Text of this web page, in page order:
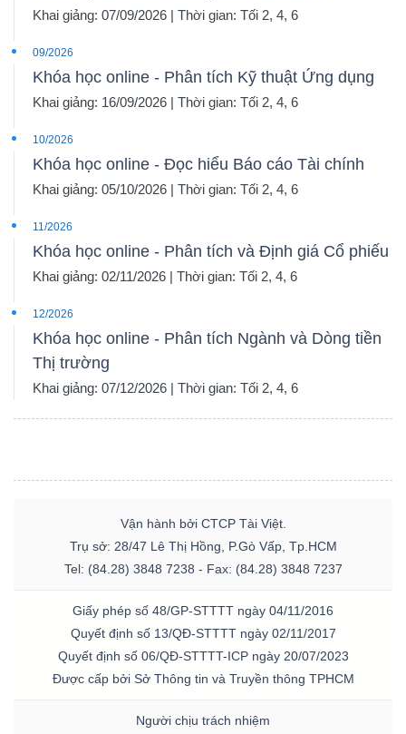
Khai giảng: 07/09/2026 | Thời gian: Tối 2, 4, 6
09/2026
Khóa học online - Phân tích Kỹ thuật Ứng dụng
Khai giảng: 16/09/2026 | Thời gian: Tối 2, 4, 6
10/2026
Khóa học online - Đọc hiểu Báo cáo Tài chính
Khai giảng: 05/10/2026 | Thời gian: Tối 2, 4, 6
11/2026
Khóa học online - Phân tích và Định giá Cổ phiếu
Khai giảng: 02/11/2026 | Thời gian: Tối 2, 4, 6
12/2026
Khóa học online - Phân tích Ngành và Dòng tiền
Thị trường
Khai giảng: 07/12/2026 | Thời gian: Tối 2, 4, 6
Vận hành bởi CTCP Tài Việt.
Trụ sở: 28/47 Lê Thị Hồng, P.Gò Vấp, Tp.HCM
Tel: (84.28) 3848 7238 - Fax: (84.28) 3848 7237
Giấy phép số 48/GP-STTTT ngày 04/11/2016
Quyết định số 13/QĐ-STTTT ngày 02/11/2017
Quyết định số 06/QĐ-STTTT-ICP ngày 20/07/2023
Được cấp bởi Sở Thông tin và Truyền thông TPHCM
Người chịu trách nhiệm